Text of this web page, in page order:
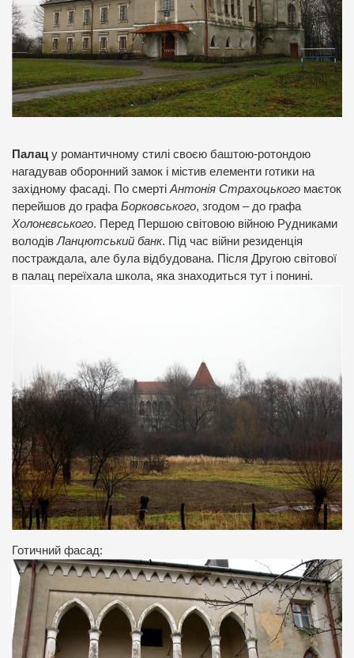
Палац у романтичному стилі своєю баштою-ротондою
нагадував оборонний замок і містив елементи готики на
західному фасаді. По смертіАнтонія Страхоцького маєток
перейшов до графаБорковського, згодом – до графа
Холонєвського. Перед Першою світовою війною Рудниками
володівЛанцютський банк. Під час війни резиденція
постраждала, але була відбудована. Після Другою світової
в палац переїхала школа, яка знаходиться тут і понині.
Готичний фасад: